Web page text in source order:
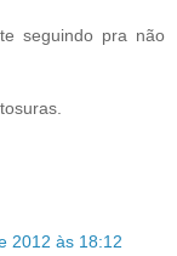
seguindo pra não
2012 às 18:12